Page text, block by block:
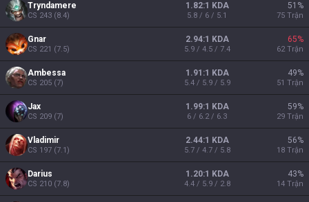
Tryndamere
CS 243 (8.4)
1.82:1 KDA
5.8 / 6 / 5.1
51 %
75 Trận
Gnar
CS 221 (7.5)
2.94:1 KDA
5.9 / 4.5 / 7.4
65%
62 Trận
Ambessa
CS 205 (7)
1.91:1 KDA
5.4 / 5.9 / 5.9
49%
51 Trận
Jax
CS 209 (7)
1.99:1 KDA
6 / 6.2 / 6.3
59%
29 Trận
Vladimir
CS 197 (7.1)
2.44:1 KDA
5.7 / 4.7 / 5.8
56%
18 Trận
Darius
CS 210 (7.8)
1.20:1 KDA
4.4 / 5.9 / 2.8
43%
14 Trận